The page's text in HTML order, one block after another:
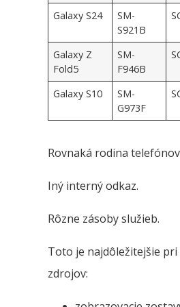
Galaxy S24
SM-
S921B
Galaxy Z
Fold5
SM-
F946B
Galaxy S10
SM-
G973F
Rovnaká rodina
Iný interný odkaz.
Rôzne zásoby služieb.
Toto je najdôležitejšie pri
zdrojov: